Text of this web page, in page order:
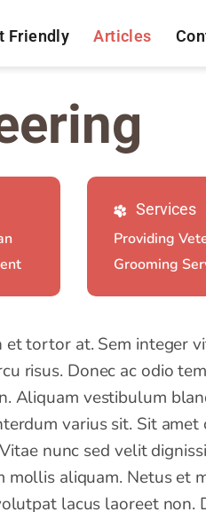
Friendly Articles
Services
Providing
Grooming
tortor at. Sem integer
risus. Donec ac odio
Aliquam vestibulum
varius sit. Sit
nunc sed velit
mollis aliquam. Netus et
lacus laoreet